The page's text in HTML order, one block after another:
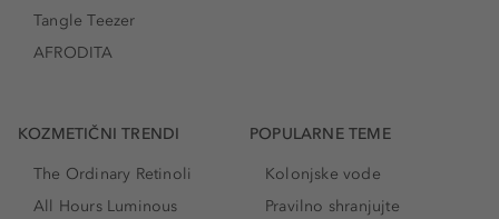
Tangle Teezer
AFRODITA
KOZMETIČNI TRENDI
The Ordinary Retinoli
All Hours Luminous
POPULARNE TEME
Kolonjske vode
Pravilno shranjujte